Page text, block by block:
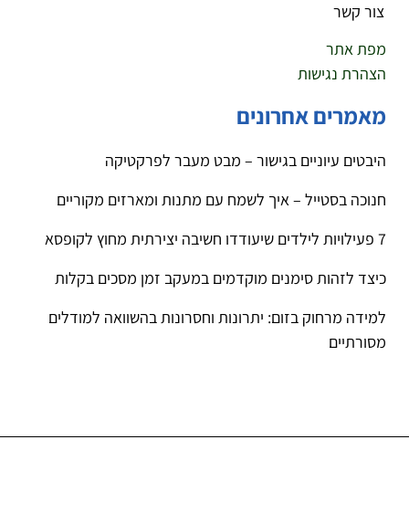
צור קשר
מפת אתר
הצהרת נגישות
מאמרים אחרונים
היבטים עיוניים בגישור – מבט מעבר לפרקטיקה
חנוכה בסטייל – איך לשמח עם מתנות ומארזים מקוריים
7 פעילויות לילדים שיעודדו חשיבה יצירתית מחוץ לקופסא
כיצד לזהות סימנים מוקדמים במעקב זמן מסכים בקלות
למידה מרחוק בזום: יתרונות וחסרונות בהשוואה למודלים
מסורתיים